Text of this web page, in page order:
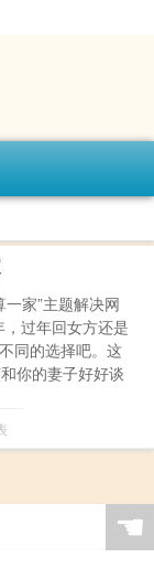
家”主题解决网
过年回女方还是
同的选择吧。这
你的妻子好好谈
☚